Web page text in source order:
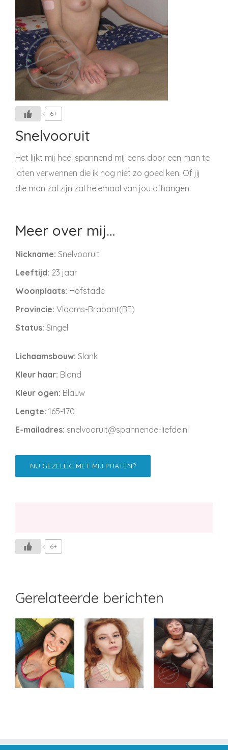
6+
Snelvooruit
Het lijkt mij heel spannend mij eens door een man te
laten verwennen die ik nog niet zo goed ken. Of jij
die man zal zijn zal helemaal van jou afhangen.
Meer over mij…
Nickname: Snelvooruit
Leeftijd: 23 jaar
Woonplaats: Hofstade
Provincie: Vlaams-Brabant(BE)
Status: Singel
Lichaamsbouw: Slank
Kleur haar: Blond
Kleur ogen: Blauw
Lengte: 165-170
E-mailadres: snelvooruit@spannende-liefde.nl
NU GEZELLIG MET MIJ PRATEN?
6+
Gerelateerde berichten
Likemey Margje Stoeibal